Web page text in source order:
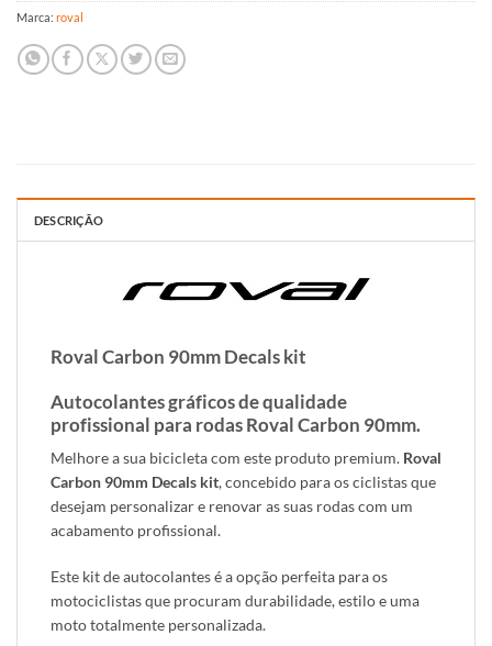
Marca: roval
DESCRIÇÃO
Roval Carbon 90mm Decals kit
Autocolantes gráficos de qualidade
profissional para rodas Roval Carbon 90mm.
Melhore a sua bicicleta com este produto premium. Roval
Carbon 90mm Decals kit, concebido para os ciclistas que
desejam personalizar e renovar as suas rodas com um
acabamento profissional.
Este kit de autocolantes é a opção perfeita para os
motociclistas que procuram durabilidade, estilo e uma
moto totalmente personalizada.